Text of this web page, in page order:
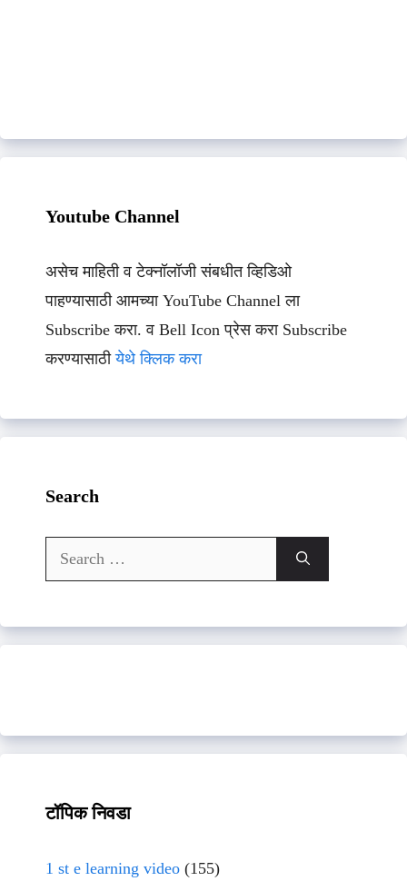
Youtube Channel
असेच माहिती व टेक्नॉलॉजी संबधीत व्हिडिओ
पाहण्यासाठी आमच्या YouTube Channel ला
Subscribe करा. व Bell Icon प्रेस करा Subscribe
करण्यासाठीयेथे क्लिक करा
Search
Search
for:
टॉपिक निवडा
1 st e learning video (155)